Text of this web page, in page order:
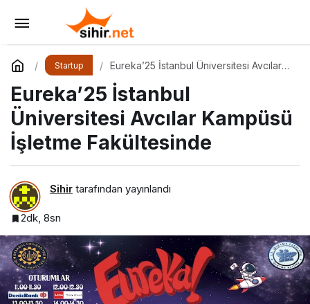
Startup
Eureka’25 İstanbul Üniversitesi Avcılar
Eureka’25 İstanbul
Üniversitesi Avcılar Kampüsü
İşletme Fakültesinde
Sihir tarafından yayınlandı
2dk, 8sn
Medya Sponsoru, Basın Sponsoru ve Medya
Partneri Ne Demek?
Yorum Yap